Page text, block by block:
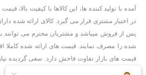
آمده با تولید کننده ها، این کالاها با کیفیت بالا،
در اختیار مشتری قرار می گیرد. کالای ارائه شده
پس از فروش میباشد و مشتریان محترم می توانند
شده را مصرف نمایند. قیمت های ارائه شده کاملا
قیمت های بازار تفاوت فاحش دارد. سعی گردیده
بررسی و تامین گردد.